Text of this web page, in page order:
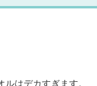
はデカすぎます。